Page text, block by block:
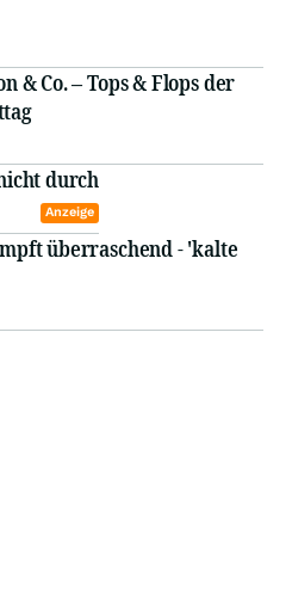
& Co. – Tops & Flops der
durch
Anzeige
überraschend - 'kalte